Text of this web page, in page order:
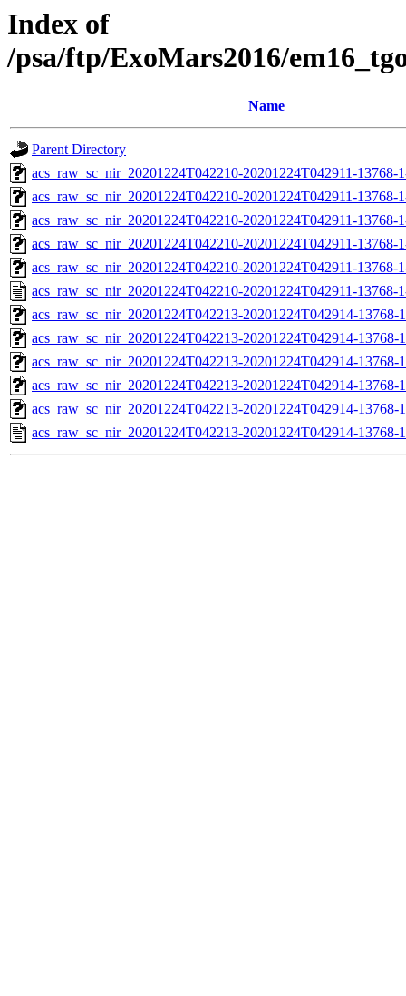
Index of
/psa/ftp/ExoMars2016/
Name
Parent Directory
acs_raw_sc_nir_20201224T042210-20201224T042911-13768-
acs_raw_sc_nir_20201224T042210-20201224T042911-13768-
acs_raw_sc_nir_20201224T042210-20201224T042911-13768-
acs_raw_sc_nir_20201224T042210-20201224T042911-13768-
acs_raw_sc_nir_20201224T042210-20201224T042911-13768-
acs_raw_sc_nir_20201224T042210-20201224T042911-13768-
acs_raw_sc_nir_20201224T042213-20201224T042914-
acs_raw_sc_nir_20201224T042213-20201224T042914-13768-
acs_raw_sc_nir_20201224T042213-20201224T042914-13768-
acs_raw_sc_nir_20201224T042213-20201224T042914-13768-
acs_raw_sc_nir_20201224T042213-20201224T042914-13768-
acs_raw_sc_nir_20201224T042213-20201224T042914-13768-